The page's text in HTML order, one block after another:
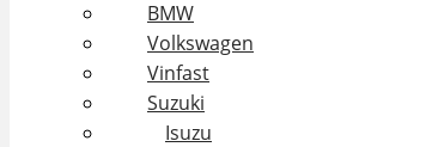
BMW
Volkswagen
Vinfast
Suzuki
Isuzu